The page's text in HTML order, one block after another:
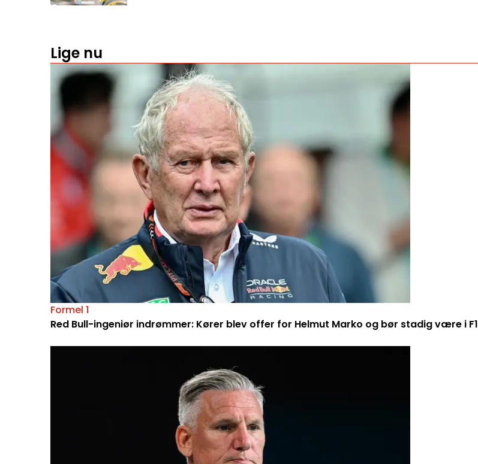
Lige nu
Formel 1
Red Bull-ingeniør indrømmer: Kører blev offer for Helmut Marko og bør stadig være i F1